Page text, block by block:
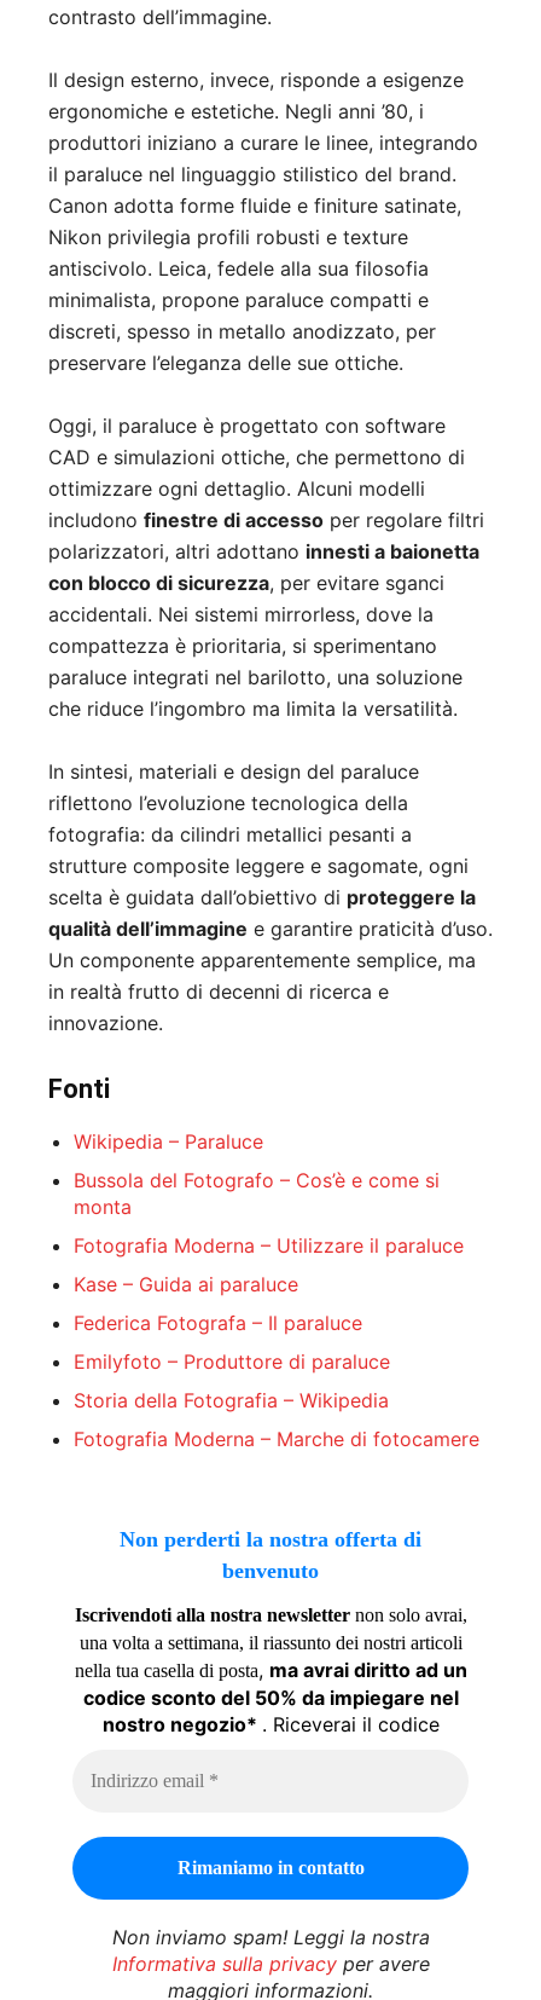
contrasto dell’immagine.
Il design esterno, invece, risponde a esigenze
ergonomiche e estetiche. Negli anni ’80, i
produttori iniziano a curare le linee, integrando
il paraluce nel linguaggio stilistico del brand.
Canon adotta forme fluide e finiture satinate,
Nikon privilegia profili robusti e texture
antiscivolo. Leica, fedele alla sua filosofia
minimalista, propone paraluce compatti e
discreti, spesso in metallo anodizzato, per
preservare l’eleganza delle sue ottiche.
Oggi, il paraluce è progettato con software
CAD e simulazioni ottiche, che permettono di
ottimizzare ogni dettaglio. Alcuni modelli
includono finestre di accesso per regolare filtri
polarizzatori, altri adottano innesti a baionetta
con blocco di sicurezza, per evitare sganci
accidentali. Nei sistemi mirrorless, dove la
compattezza è prioritaria, si sperimentano
paraluce integrati nel barilotto, una soluzione
che riduce l’ingombro ma limita la versatilità.
In sintesi, materiali e design del paraluce
riflettono l’evoluzione tecnologica della
fotografia: da cilindri metallici pesanti a
strutture composite leggere e sagomate, ogni
scelta è guidata dall’obiettivo di proteggere la
qualità dell’immagine e garantire praticità d’uso.
Un componente apparentemente semplice, ma
in realtà frutto di decenni di ricerca e
innovazione.
Fonti
Wikipedia – Paraluce
Bussola del Fotografo – Cos’è e come si
monta
Fotografia Moderna – Utilizzare il paraluce
Kase – Guida ai paraluce
Federica Fotografa – Il paraluce
Emilyfoto – Produttore di paraluce
Storia della Fotografia – Wikipedia
Fotografia Moderna – Marche di fotocamere
Non perderti la nostra offerta di
benvenuto
Iscrivendoti alla nostra newsletternon solo avrai,
una volta a settimana, il riassunto dei nostri articoli
nella tua casella di posta, ma avrai diritto ad un
codice sconto del 50% da impiegare nel
nostro negozio* . Riceverai il codice
Non inviamo spam! Leggi la nostra
Informativa sulla privacyper avere
maggiori informazioni.